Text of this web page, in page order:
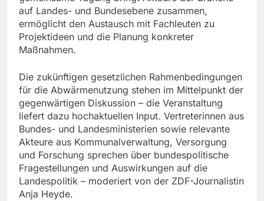
auf Landes- und Bundesebene zusammen,
ermöglicht den Austausch mit Fachleuten zu
Projektideen und die Planung konkreter
Maßnahmen.
Die zukünftigen gesetzlichen Rahmenbedingungen
für die Abwärmenutzung stehen im Mittelpunkt der
gegenwärtigen Diskussion – die Veranstaltung
liefert dazu hochaktuellen Input. Vertreterinnen aus
Bundes- und Landesministerien sowie relevante
Akteure aus Kommunalverwaltung, Versorgung
und Forschung sprechen über bundespolitische
Fragestellungen und Auswirkungen auf die
Landespolitik – moderiert von der ZDF-Journalistin
Anja Heyde.